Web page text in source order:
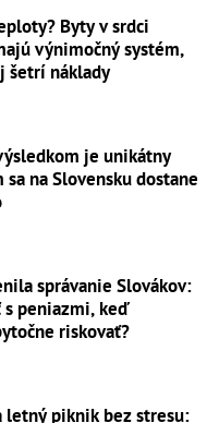
Byty v srdci
výnimočný systém,
šetrí náklady
je unikátny
sa na Slovensku dostane
správanie Slovákov:
s peniazmi, keď
riskovať?
letný piknik bez stresu: